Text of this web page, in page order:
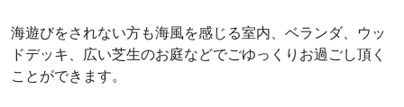
海遊びをされない方も海風を感じる室内、ベランダ、ウッ
ドデッキ、広い芝生のお庭などでごゆっくりお過ごし頂く
ことができます。